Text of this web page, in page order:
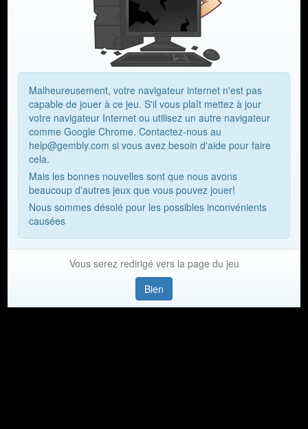
Malheureusement, votre navigateur internet n'est pas
capable de jouer à ce jeu. S'il vous plaît mettez à jour
votre navigateur Internet ou utilisez un autre navigateur
comme Google Chrome. Contactez-nous au
help@gembly.com si vous avez besoin d'aide pour faire
cela.
Mais les bonnes nouvelles sont que nous avons
beaucoup d'autres jeux que vous pouvez jouer!
Nous sommes désolé pour les possibles inconvénients
causées
Vous serez redirigé vers la page du jeu
Bien